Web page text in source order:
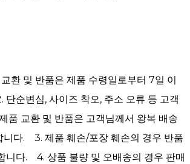
교환 및 반품은 제품 수령일로부터 7일 이
순변심, 사이즈 착오, 주소 오류 등 고객
품 교환 및 반품은 고객님께서 왕복 배송
니다. 3. 제품 훼손/포장 훼손의 경우 반품
니다. 4. 상품 불량 및 오배송의 경우 판매